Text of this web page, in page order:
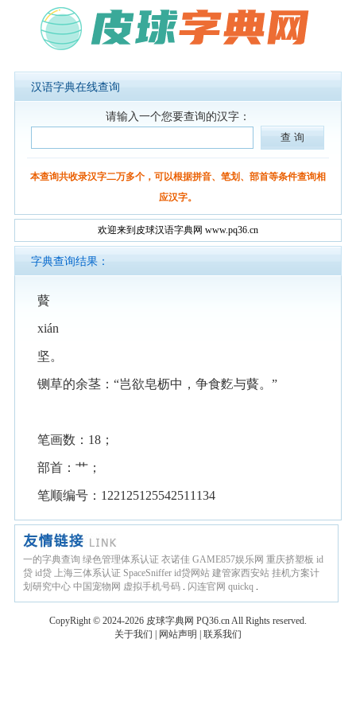
汉语字典在线查询
请输入一个您要查询的汉字：
本查询共收录汉字二万多个，可以根据拼音、笔划、部首等条件查询相
应汉字。
欢迎来到皮球汉语字典网 www.pq36.cn
字典查询结果：
藖
xián
坚。
铡草的余茎：“岂欲皂枥中，争食麧与藖。”
笔画数：18；
部首：艹；
笔顺编号：122125125542511134
一的字典查询 绿色管理体系认证 衣诺佳 GAME857娱乐网 重庆挤塑板 id
贷 id贷 上海三体系认证 SpaceSniffer id贷网站 建管家西安站 挂机方案计
划研究中心 中国宠物网 虚拟手机号码 . 闪连官网 quickq .
CopyRight © 2024-2026 皮球字典网 PQ36.cnAll Rights reserved.
关于我们
网站声明 联系我们